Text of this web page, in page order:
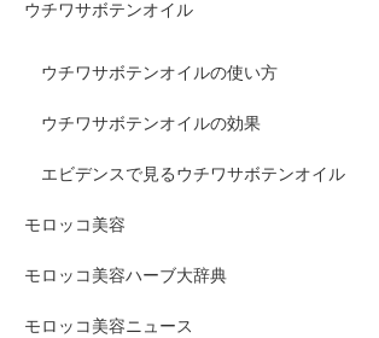
な肌
し
ウチワサボテンオイル
ウチワサボテンオイルの使い方
ウチワサボテンオイルの効果
エビデンスで見るウチワサボテンオイル
モロッコ美容
モロッコ美容ハーブ大辞典
モロッコ美容ニュース